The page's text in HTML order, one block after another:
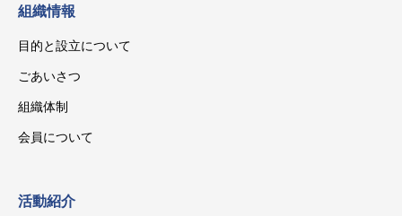
組織情報
目的と設立について
ごあいさつ
組織体制
会員について
活動紹介